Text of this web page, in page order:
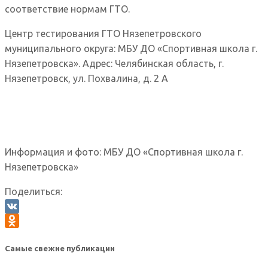
соответствие нормам ГТО.
Центр тестирования ГТО Нязепетровского
муниципального округа: МБУ ДО «Спортивная школа г.
Нязепетровска». Адрес: Челябинская область, г.
Нязепетровск, ул. Похвалина, д. 2 А
Информация и фото: МБУ ДО «Спортивная школа г.
Нязепетровска»
Поделиться:
VK
Самые свежие публикации